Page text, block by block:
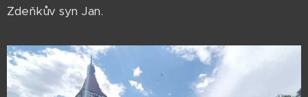
Zdeňkův syn Jan.